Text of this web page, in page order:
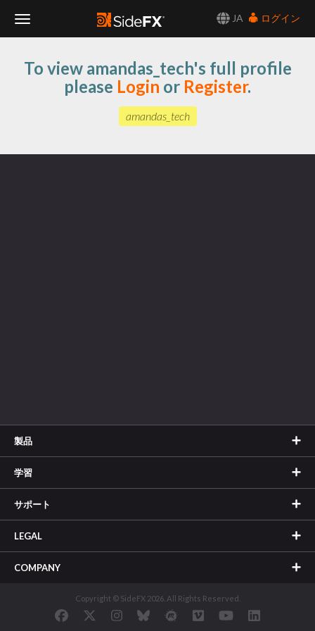
JA
ログイン
Navigation
To view amandas_tech's full profile
please Login or Register.
amandas_tech
製品
学習
サポート
LEGAL
COMPANY
Copyright © SideFX 2026. All Rights Reserved.